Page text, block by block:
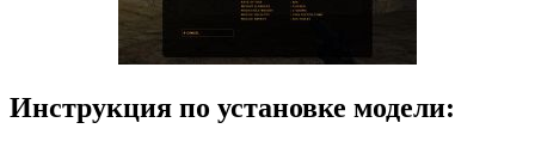
Инструкция по установке модели: